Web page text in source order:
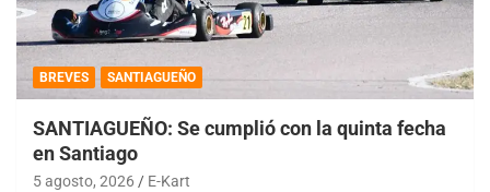
BREVES SANTIAGUEÑO
SANTIAGUEÑO: Se cumplió con la quinta fecha
en Santiago
5 agosto, 2026 E-Kart